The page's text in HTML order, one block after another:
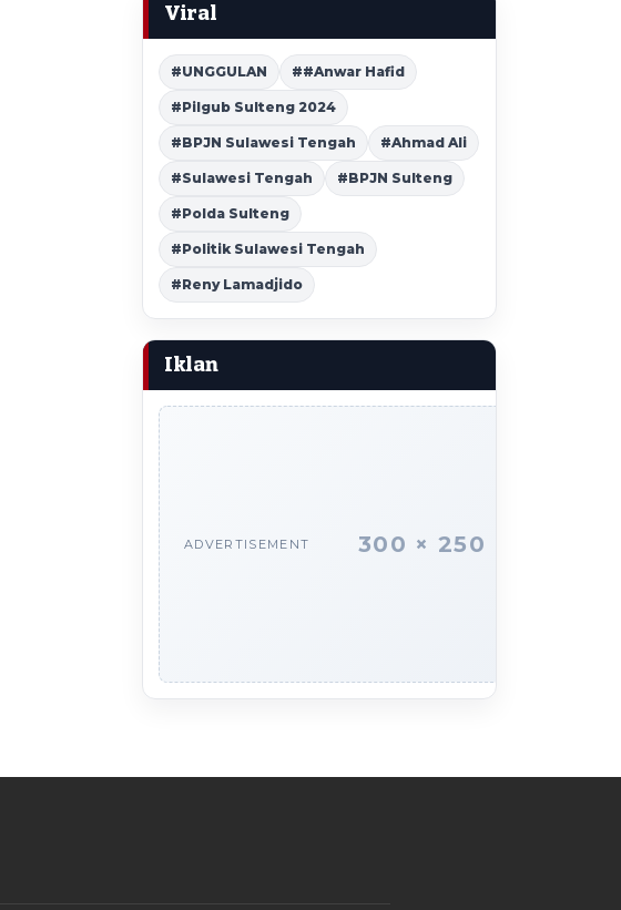
Viral
#UNGGULAN ##Anwar Hafid
#Pilgub Sulteng 2024
#BPJN Sulawesi Tengah #Ahmad Ali
#Sulawesi Tengah #BPJN Sulteng
#Polda Sulteng
#Politik Sulawesi Tengah
#Reny Lamadjido
Iklan
ADVERTISEMENT 300 × 250